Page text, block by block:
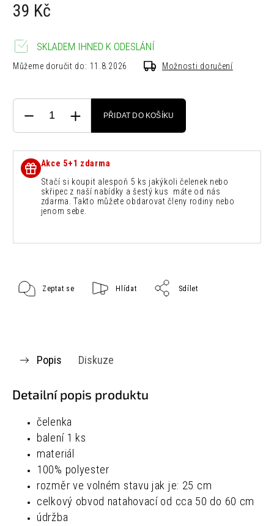
39 Kč
SKLADEM IHNED K ODESLÁNÍ
Můžeme doručit do: 11.8.2026 Možnosti doručení
PŘIDAT DO KOŠÍKU
Akce 5+1 zdarma
Stačí si koupit alespoň 5 ks jakýkoli čelenek nebo
skřipec z naší nabídky a šestý kus máte od nás
zdarma. Takto můžete obdarovat členy rodiny nebo
jenom sebe.
Zeptat se Hlídat Sdílet
Popis Diskuze
Detailní popis produktu
čelenka
balení 1 ks
materiál
100% polyester
rozměr ve volném stavu jak je: 25 cm
celkový obvod natahovací od cca 50 do 60 cm
údržba